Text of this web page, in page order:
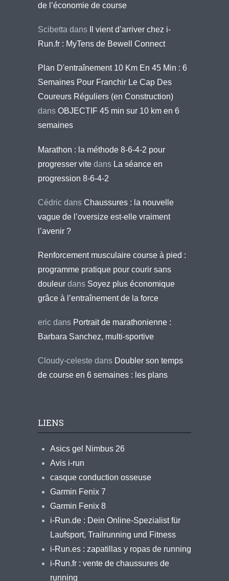
de l’économie de course
Scibetta dans
Il vient d’arriver chez i-
Run.fr : MyTens de Bewell Connect
Plan D'entraînement 10 Km En 45 Min : 6
Semaines Pour Franchir Le Cap Des
Coureurs Réguliers (en Construction)
dans OBJECTIF 45 min sur 10 km en 6
semaines
Marathon : la méthode 8-6-4-2 pour
progresser vite dans La séance en
progression 8-6-4-2
Cédric dans Chaussures : la nouvelle
vague de l’oversize est-elle vraiment
l’avenir ?
Renforcement musculaire course à pied :
programme pratique pour courir sans
douleur dans Soyez plus économique
grâce à l’entraînement de la force
eric dans Portrait de marathonienne :
Barbara Sanchez, multi-sportive
Cloudy-celeste dans Doubler son temps
de course en 6 semaines : les plans
LIENS
Asics gel Nimbus 26
Avis i-run
casque conduction osseuse
Garmin Fenix 7
Garmin Fenix 8
i-Run.de : Dein Online-Spezialist für
Laufsport, Trailrunning und Fitness
i-Run.es : zapatillas y ropas de running
i-Run.fr : vente de chaussures de
running